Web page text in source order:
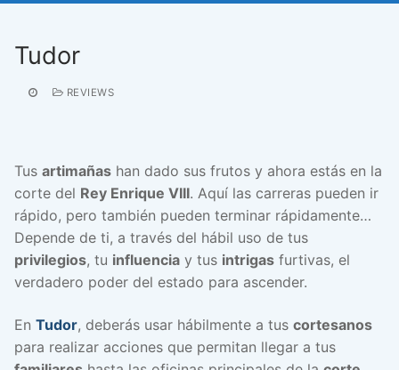
Tudor
REVIEWS
Tus artimañas han dado sus frutos y ahora estás en la
corte del Rey Enrique VIII. Aquí las carreras pueden ir
rápido, pero también pueden terminar rápidamente…
Depende de ti, a través del hábil uso de tus
privilegios, tu influencia y tus intrigas furtivas, el
verdadero poder del estado para ascender.
En Tudor, deberás usar hábilmente a tus cortesanos
para realizar acciones que permitan llegar a tus